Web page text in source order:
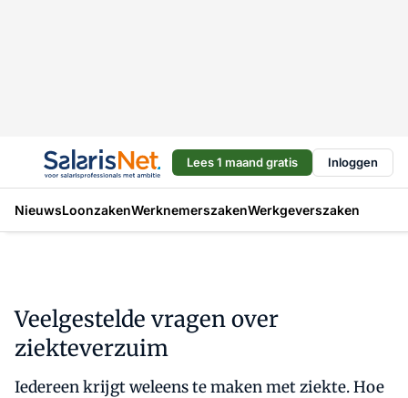
Lees 1 maand gratis Inloggen
NieuwsLoonzakenWerknemerszakenWerkgeverszaken
Veelgestelde vragen over
ziekteverzuim
Iedereen krijgt weleens te maken met ziekte. Hoe